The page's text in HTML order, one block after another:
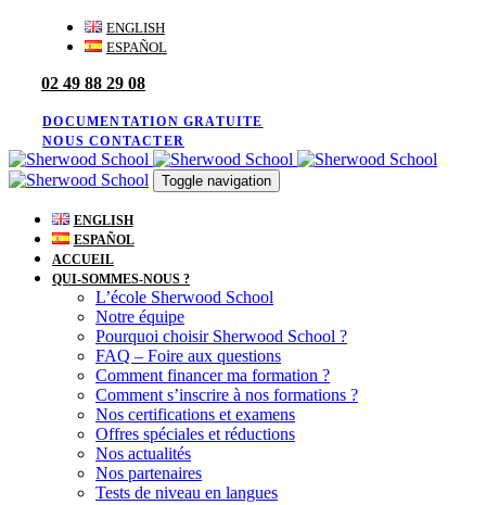
navigation
content
ENGLISH
ESPAÑOL
02 49 88 29 08
DOCUMENTATION GRATUITE
NOUS CONTACTER
Toggle navigation
ENGLISH
ESPAÑOL
ACCUEIL
QUI-SOMMES-NOUS ?
L’école Sherwood School
Notre équipe
Pourquoi choisir Sherwood School ?
FAQ – Foire aux questions
Comment financer ma formation ?
Comment s’inscrire à nos formations ?
Nos certifications et examens
Offres spéciales et réductions
Nos actualités
Nos partenaires
Tests de niveau en langues